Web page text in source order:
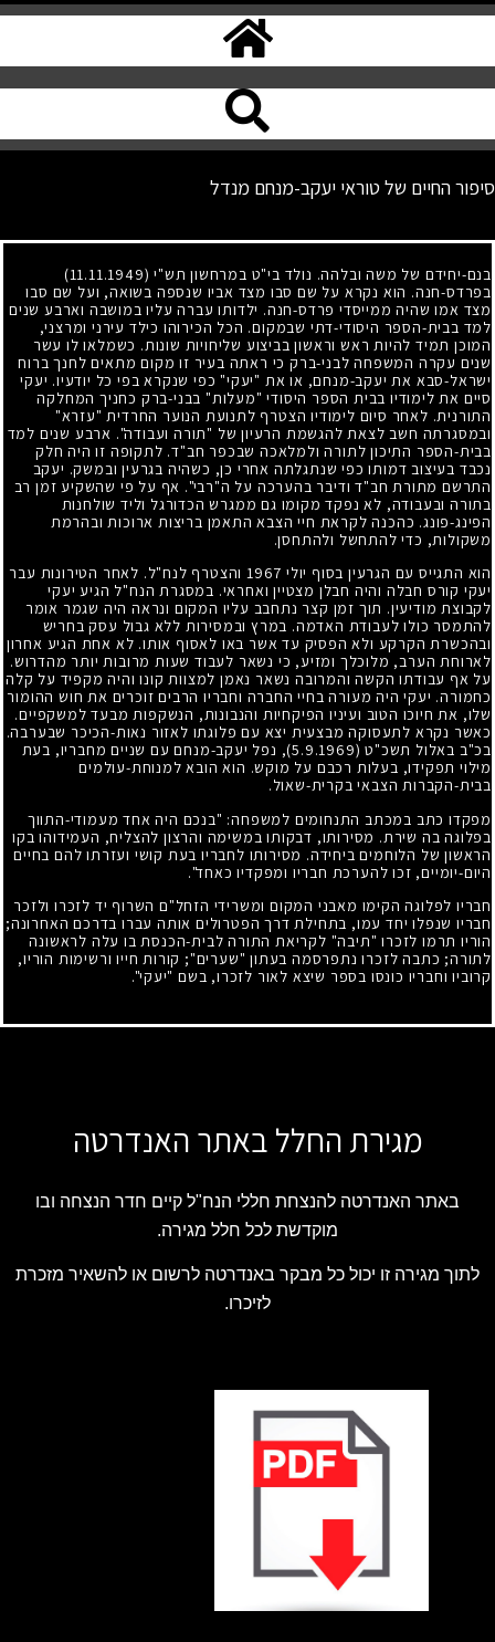
סיפור החיים של טוראי יעקב-מנחם מנדל
בנם-יחידם של משה ובלהה. נולד בי"ט במרחשון תש"י (11.11.1949)
בפרדס-חנה. הוא נקרא על שם סבו מצד אביו שנספה בשואה, ועל שם סבו
מצד אמו שהיה ממייסדי פרדס-חנה. ילדותו עברה עליו במושבה וארבע שנים
למד בבית-הספר היסודי-דתי שבמקום. הכל הכירוהו כילד עירני ומרצני,
המוכן תמיד להיות ראש וראשון בביצוע שליחויות שונות. כשמלאו לו עשר
שנים עקרה המשפחה לבני-ברק כי ראתה בעיר זו מקום מתאים לחנך ברוח
ישראל-סבא את יעקב-מנחם, או את "יעקי" כפי שנקרא בפי כל יודעיו. יעקי
סיים את לימודיו בבית הספר היסודי "מעלות" בבני-ברק כחניך המחלקה
התורנית. לאחר סיום לימודיו הצטרף לתנועת הנוער החרדית "עזרא"
ובמסגרתה חשב לצאת להגשמת הרעיון של "תורה ועבודה". ארבע שנים למד
בבית-הספר התיכון לתורה ולמלאכה שבכפר חב"ד. לתקופה זו היה חלק
נכבד בעיצוב דמותו כפי שנתגלתה אחרי כן, כשהיה בגרעין ובמשק. יעקב
התרשם מתורת חב"ד ודיבר בהערכה על ה"רבי". אף על פי שהשקיע זמן רב
בתורה ובעבודה, לא נפקד מקומו גם ממגרש הכדורגל וליד שולחנות
הפינג-פונג. כהכנה לקראת חיי הצבא התאמן בריצות ארוכות ובהרמת
משקולות, כדי להתחשל ולהתחסן.
הוא התגייס עם הגרעין בסוף יולי 1967 והצטרף לנח"ל. לאחר הטירונות עבר
יעקי קורס חבלה והיה חבלן מצטיין ואחראי. במסגרת הנח"ל הגיע יעקי
לקבוצת מודיעין. תוך זמן קצר נתחבב עליו המקום ונראה היה שגמר אומר
להתמסר כולו לעבודת האדמה. במרץ ובמסירות ללא גבול עסק בחריש
ובהכשרת הקרקע ולא הפסיק עד אשר באו לאסוף אותו. לא אחת הגיע אחרון
לארוחת הערב, מלוכלך ומזיע, כי נשאר לעבוד שעות מרובות יותר מהדרוש.
על אף עבודתו הקשה והמרובה נשאר נאמן למצוות קונו והיה מקפיד על קלה
כחמורה. יעקי היה מעורה בחיי החברה וחבריו הרבים זוכרים את חוש ההומור
שלו, את חיוכו הטוב ועיניו הפיקחיות והנבונות, הנשקפות מבעד למשקפיים.
כאשר נקרא לתעסוקה מבצעית יצא עם פלוגתו לאזור נאות-הכיכר שבערבה.
בכ"ב באלול תשכ"ט (5.9.1969)
, נפל יעקב-מנחם עם שניים מחבריו, בעת
מילוי תפקידו, בעלות רכבם על מוקש. הוא הובא למנוחת-עולמים
בבית-הקברות הצבאי בקרית-שאול.
מפקדו כתב במכתב התנחומים למשפחה: "בנכם היה אחד מעמודי-התווך
בפלוגה בה שירת. מסירותו, דבקותו במשימה והרצון להצליח, העמידוהו בקו
הראשון של הלוחמים ביחידה. מסירותו לחבריו בעת קושי ועזרתו להם בחיים
היום-יומיים, זכו להערכת חבריו ומפקדיו כאחד".
חבריו לפלוגה הקימו מאבני המקום ומשרידי הזחל"ם השרוף יד לזכרו ולזכר
חבריו שנפלו יחד עמו, בתחילת דרך הפטרולים אותה עברו בדרכם האחרונה;
הוריו תרמו לזכרו "תיבה" לקריאת התורה לבית-הכנסת בו עלה לראשונה
לתורה; כתבה לזכרו נתפרסמה בעתון "שערים;" קורות חייו ורשימות הוריו,
קרוביו וחבריו כונסו בספר שיצא לאור לזכרו, בשם "יעקי".
מגירת החלל באתר האנדרטה
באתר האנדרטה להנצחת חללי הנח"ל קיים חדר הנצחה ובו
מוקדשת לכל חלל מגירה.
לתוך מגירה זו יכול כל מבקר באנדרטה לרשום או להשאיר מזכרת
לזיכרו.